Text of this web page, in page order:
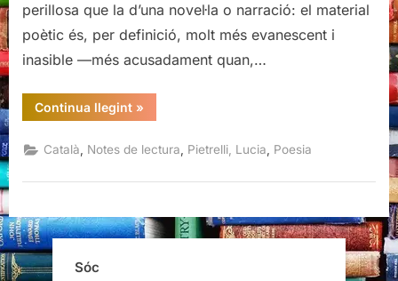
perillosa que la d’una novel·la o narració: el material
poètic és, per definició, molt més evanescent i
inasible —més acusadament quan,…
Continua llegint“V,
Lucia
»
Català Notes de lectura Pietrelli, Lucia Poesia
Sóc